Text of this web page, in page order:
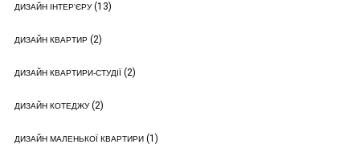
ДИЗАЙН ІНТЕР'ЄРУ(13)
ДИЗАЙН КВАРТИР(2)
ДИЗАЙН КВАРТИРИ-СТУДІЇ(2)
ДИЗАЙН КОТЕДЖУ(2)
ДИЗАЙН МАЛЕНЬКОЇ КВАРТИРИ(1)